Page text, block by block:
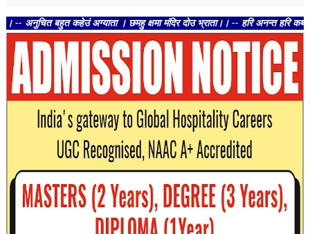
अग्याता । छमहु क्षमा मंदिर दोउ भ्राता।। -- हरि अनन्त हरि कथा अनन्ता।